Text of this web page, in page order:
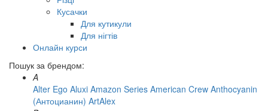
Кусачки
Для кутикули
Для нігтів
Онлайн курси
Пошук за брендом:
A
Alter Ego Aluxi Amazon Series American Crew Anthocyanin
(Антоцианин) ArtAlex